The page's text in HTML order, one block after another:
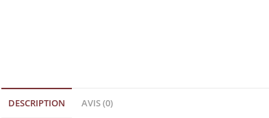
DESCRIPTION AVIS (0)